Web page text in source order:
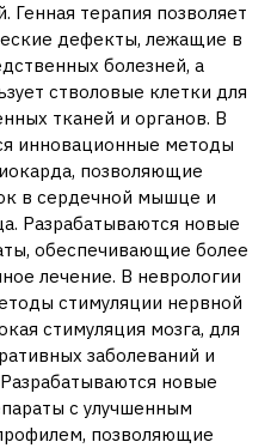
Генная терапия позволяет
дефекты, лежащие в
болезней, а
стволовые клетки для
тканей и органов. В
инновационные методы
позволяющие
в сердечной мышце и
Разрабатываются новые
обеспечивающие более
лечение. В неврологии
стимуляции нервной
стимуляция мозга, для
заболеваний и
новые
с улучшенным
позволяющие